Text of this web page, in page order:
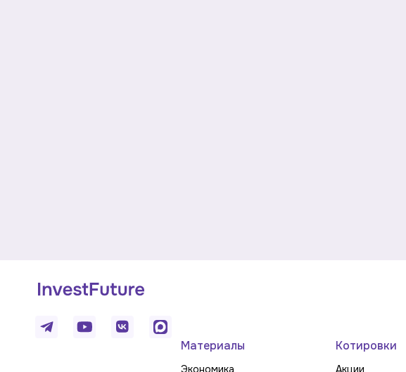
Материалы
Экономика
Котировки
Акции